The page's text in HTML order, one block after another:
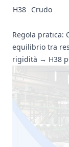
H38 Crudo
Regola pratica:
equilibrio tra
rigidità → H38